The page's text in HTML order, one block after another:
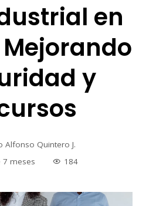
en
y
Alfonso Quintero J.
7 meses
184